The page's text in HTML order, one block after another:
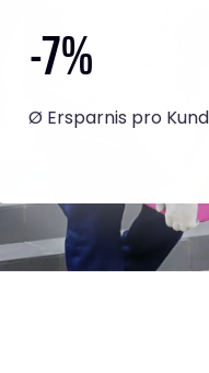
-7%
Ø Ersparnis pro